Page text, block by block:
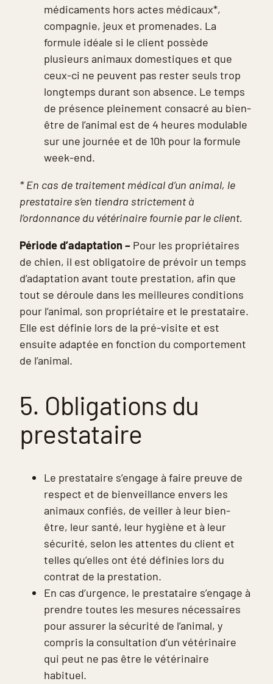
médicaments hors actes médicaux*,
compagnie, jeux et promenades. La
formule idéale si le client possède
plusieurs animaux domestiques et que
ceux-ci ne peuvent pas rester seuls trop
longtemps durant son absence. Le temps
de présence pleinement consacré au bien-
être de l’animal est de 4 heures modulable
sur une journée et de 10h pour la formule
week-end.
* En cas de traitement médical d’un animal, le
prestataire s’en tiendra strictement à
l’ordonnance du vétérinaire fournie par le client.
Période d’adaptation – Pour les propriétaires
de chien, il est obligatoire de prévoir un temps
d’adaptation avant toute prestation, afin que
tout se déroule dans les meilleures conditions
pour l’animal, son propriétaire et le prestataire.
Elle est définie lors de la pré-visite et est
ensuite adaptée en fonction du comportement
de l’animal.
5. Obligations du
prestataire
Le prestataire s’engage à faire preuve de
respect et de bienveillance envers les
animaux confiés, de veiller à leur bien-
être, leur santé, leur hygiène et à leur
sécurité, selon les attentes du client et
telles qu’elles ont été définies lors du
contrat de la prestation.
En cas d’urgence, le prestataire s’engage à
prendre toutes les mesures nécessaires
pour assurer la sécurité de l’animal, y
compris la consultation d’un vétérinaire
qui peut ne pas être le vétérinaire
habituel.